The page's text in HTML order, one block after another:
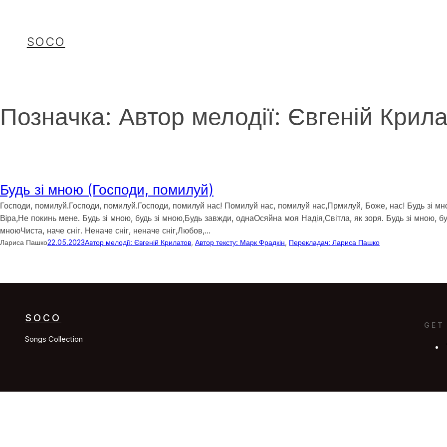
SOCO
Позначка: Автор мелодії: Євгеній
Будь зі мною (Господи, помилуй)
Господи, помилуй.Господи, помилуй.Господи, помилуй нас! Помилуй нас, помилуй нас,Прмилуй, Боже, нас! Будь зі
Вiра,Не покинь мене. Будь зі мною, будь зі мною,Будь завжди, однаОсяйна моя Надія,Світла, як зоря. Будь зі мною,
мноюЧиста, наче сніг. Неначе сніг, неначе сніг,Любов,…
Лариса Пашко22.05.2023Автор мелодії: Євгеній Крилатов Автор тексту: Марк Фрадкін Перекладач: Лариса Пашко
SOCO
Songs Collection
GET